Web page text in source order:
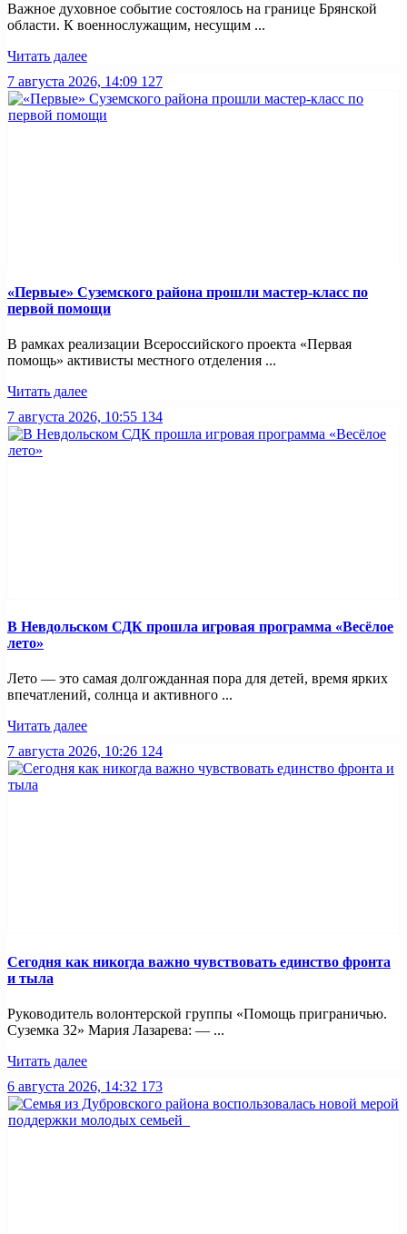
Важное духовное событие состоялось на границе Брянской
области. К военнослужащим, несущим ...
Читать далее
7 августа 2026, 14:09 127
«Первые» Суземского района прошли мастер-класс по
первой помощи
В рамках реализации Всероссийского проекта «Первая
помощь» активисты местного отделения ...
Читать далее
7 августа 2026, 10:55 134
В Невдольском СДК прошла игровая программа «Весёлое
лето»
Лето — это самая долгожданная пора для детей, время ярких
впечатлений, солнца и активного ...
Читать далее
7 августа 2026, 10:26 124
Сегодня как никогда важно чувствовать единство фронта
и тыла
Руководитель волонтерской группы «Помощь приграничью.
Суземка 32» Мария Лазарева: — ...
Читать далее
6 августа 2026, 14:32 173